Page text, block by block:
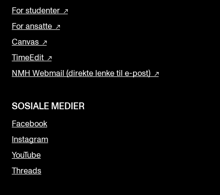
For studenter
For ansatte
Canvas
TimeEdit
NMH Webmail (direkte lenke til e-post)
SOSIALE MEDIER
Facebook
Instagram
YouTube
Threads